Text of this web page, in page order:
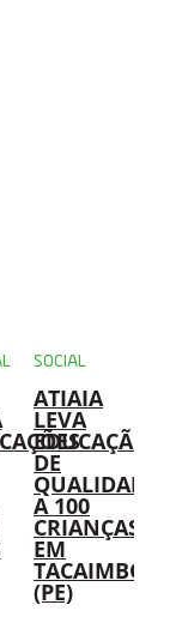
SOCIAL
ATIAIA
LEVA
EDUCAÇÃO
DE
QUALIDADE
A 100
CRIANÇAS
EM
TACAIMBÓ
(PE)